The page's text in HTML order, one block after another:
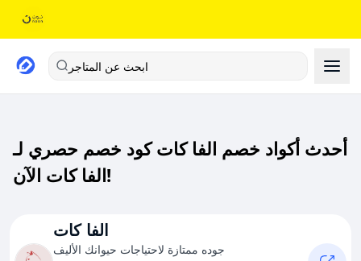
ابحث عن المتاجر
أحدث أكواد خصم الفا كات كود خصم حصري لـ
الفا كات الآن!
الفا كات
جوده ممتازة لاحتياجات حيوانك الأليف